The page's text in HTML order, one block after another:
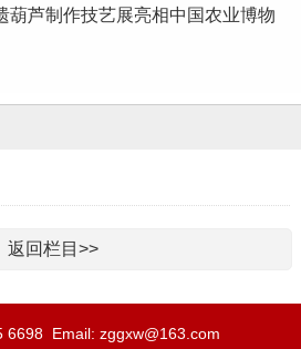
葫芦制作技艺展亮相中国农业博物
返回栏目>>
6698 Email: zggxw@163.com